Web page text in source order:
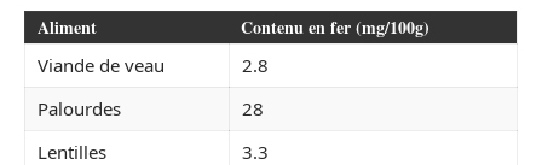
Aliment Contenu en fer (mg/100g)
Viande de veau
2.8
Palourdes
28
Lentilles
3.3